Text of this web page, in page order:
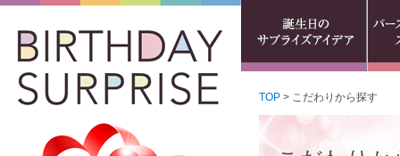
TOP > こだわりから探す